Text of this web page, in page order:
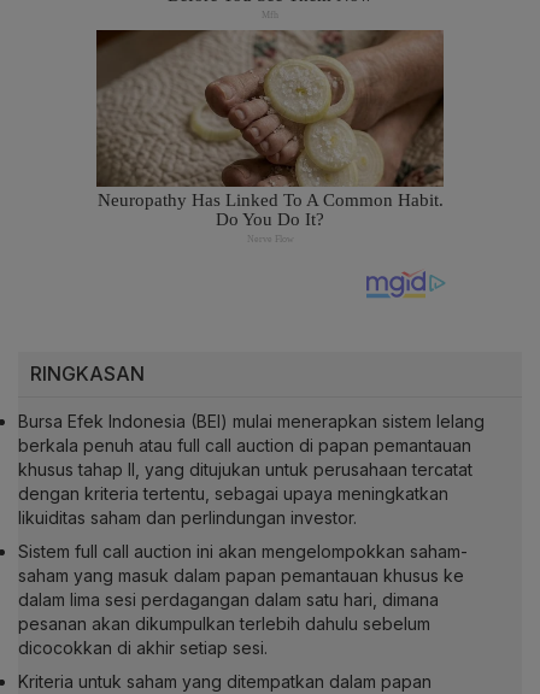
RINGKASAN
Bursa Efek Indonesia (BEI) mulai menerapkan sistem lelang
berkala penuh atau full call auction di papan pemantauan
khusus tahap II, yang ditujukan untuk perusahaan tercatat
dengan kriteria tertentu, sebagai upaya meningkatkan
likuiditas saham dan perlindungan investor.
Sistem full call auction ini akan mengelompokkan saham-
saham yang masuk dalam papan pemantauan khusus ke
dalam lima sesi perdagangan dalam satu hari, dimana
pesanan akan dikumpulkan terlebih dahulu sebelum
dicocokkan di akhir setiap sesi.
Kriteria untuk saham yang ditempatkan dalam papan